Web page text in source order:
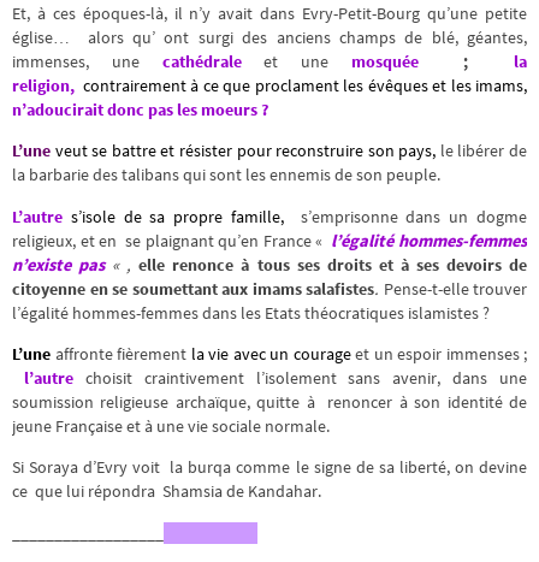
Et, à ces époques-là, il n’y avait dans Evry-Petit-Bourg qu’une petite
église… alors qu’ ont surgi des anciens champs de blé, géantes,
immenses, une cathédraleet une mosquée;la
religion, contrairement à ce que proclamentles évêques et les imams,
n’adoucirait donc pas les moeurs ?
L’une veut se battre et résister pour reconstruire son pays, le libérer de
la barbarie des talibans qui sont les ennemis de son peuple.
L’autre s’isole de sa propre famille, s’emprisonne dans un dogme
religieux, et en se plaignant qu’en France « l’égalité hommes-femmes
n’existe pas « , elle renonce à tous ses droits et à ses devoirs de
citoyenne en se soumettant aux imams salafistes. Pense-t-elle trouver
l’égalité hommes-femmes dans les Etats théocratiques islamistes ?
L’une affronte fièrement la vie avec un courageet un espoir immenses ;
l’autre choisit craintivement l’isolement sans avenir, dans une
soumission religieuse archaïque, quitte à renoncer à son identité de
jeune Française et à une vie sociale normale.
Si Soraya d’Evry voit la burqa comme le signe de sa liberté, on devine
ce que lui répondra Shamsia de Kandahar.